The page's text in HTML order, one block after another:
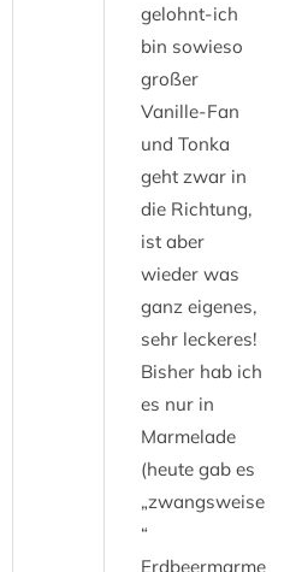
gelohnt-ich
bin sowieso
großer
Vanille-Fan
und Tonka
geht zwar in
die Richtung,
ist aber
wieder was
ganz eigenes,
sehr leckeres!
Bisher hab ich
es nur in
Marmelade
(heute gab es
„zwangsweise
“
Erdbeermarme